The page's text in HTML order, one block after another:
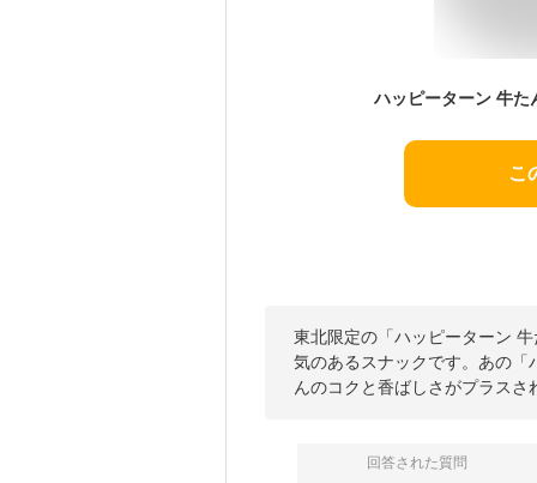
こ
東北限定の「ハッピーターン
気のあるスナックです。あの
んのコクと香ばしさがプラス
回答された質問